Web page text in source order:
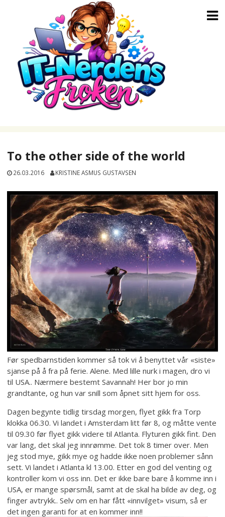
To the other side of the world
26.03.2016 KRISTINE ASMUS GUSTAVSEN
Før spedbarnstiden kommer så tok vi å benyttet vår «siste»
sjanse på å fra på ferie. Alene. Med lille nurk i magen, dro vi
til USA.. Nærmere bestemt Savannah! Her bor jo min
grandtante, og hun var snill som åpnet sitt hjem for oss.
Dagen begynte tidlig tirsdag morgen, flyet gikk fra Torp
klokka 06.30. Vi landet i Amsterdam litt før 8, og måtte vente
til 09.30 før flyet gikk videre til Atlanta. Flyturen gikk fint. Den
var lang, det skal jeg innrømme. Det tok 8 timer over. Men
jeg stod mye, gikk mye og hadde ikke noen problemer sånn
sett. Vi landet i Atlanta kl 13.00. Etter en god del venting og
kontroller kom vi oss inn. Det er ikke bare bare å komme inn i
USA, er mange spørsmål, samt at de skal ha bilde av deg, og
finger avtrykk.. Selv om en har fått «innvilget» visum, så er
det ingen garanti for at en kommer inn!!